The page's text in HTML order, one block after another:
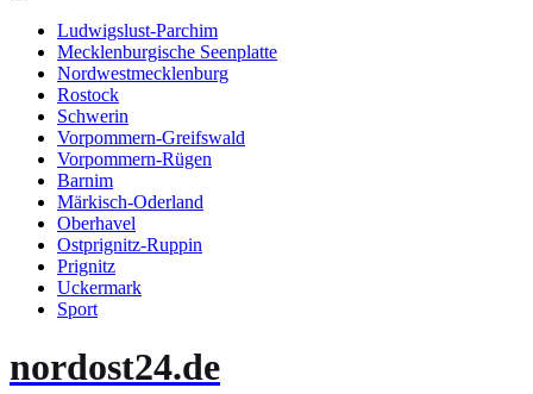
Ludwigslust-Parchim
Mecklenburgische Seenplatte
Nordwestmecklenburg
Rostock
Schwerin
Vorpommern-Greifswald
Vorpommern-Rügen
Barnim
Märkisch-Oderland
Oberhavel
Ostprignitz-Ruppin
Prignitz
Uckermark
Sport
nordost24.de